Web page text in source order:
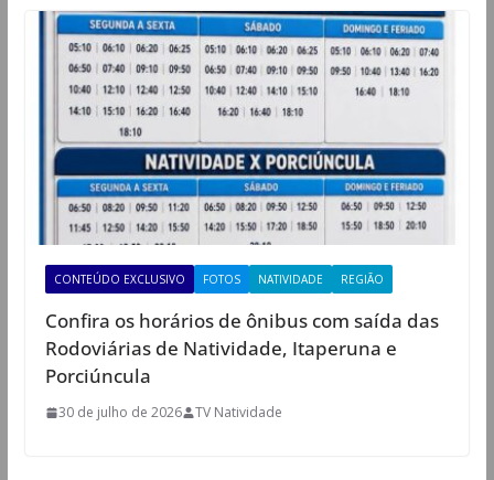
CONTEÚDO EXCLUSIVO FOTOS NATIVIDADE REGIÃO
Confira os horários de ônibus com saída das
Rodoviárias de Natividade, Itaperuna e
Porciúncula
30 de julho de 2026 TV Natividade